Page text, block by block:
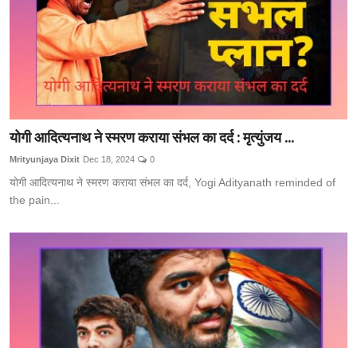
योगी आदित्यनाथ ने स्मरण कराया संभल का दर्द : मृत्युंजय ...
Mrityunjaya Dixit Dec 18, 2024 0
योगी आदित्यनाथ ने स्मरण कराया संभल का दर्द, Yogi Adityanath reminded of
the pain...